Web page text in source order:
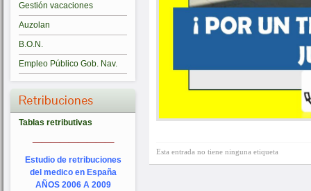
Gestión vacaciones
Auzolan
B.O.N.
Empleo Público Gob. Nav.
Retribuciones
Tablas retributivas
Estudio de retribuciones
del medico en España
AÑOS 2006 A 2009
Esta entrada no tiene ninguna etiqueta